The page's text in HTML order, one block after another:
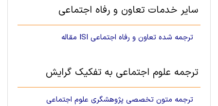
سایر خدمات تعاون و رفاه اجتماعی
مقاله ISI ترجمه شده تعاون و رفاه اجتماعی
ترجمه علوم اجتماعی به تفکیک گرایش
ترجمه متون تخصصی پژوهشگری علوم اجتماعی